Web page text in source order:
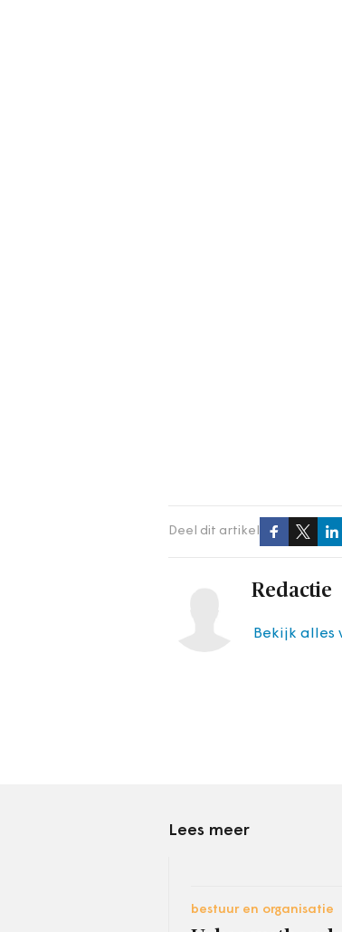
Deel dit artikel
Redactie
Bekijk alles
Lees meer
bestuur en organisatie